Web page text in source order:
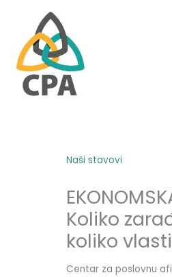
content
Naši stavovi
Koliko
koliko
Centar za poslovnu